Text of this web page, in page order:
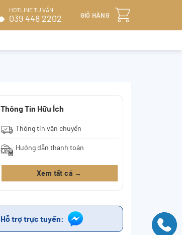
HOTLINE TƯ VẤN
039 448 2202 GIỎ HÀNG
Thông Tin Hữu Ích
Thông tin vận chuyển
Hướng dẫn thanh toán
Xem tất cả →
Hỗ trợ trực tuyến: